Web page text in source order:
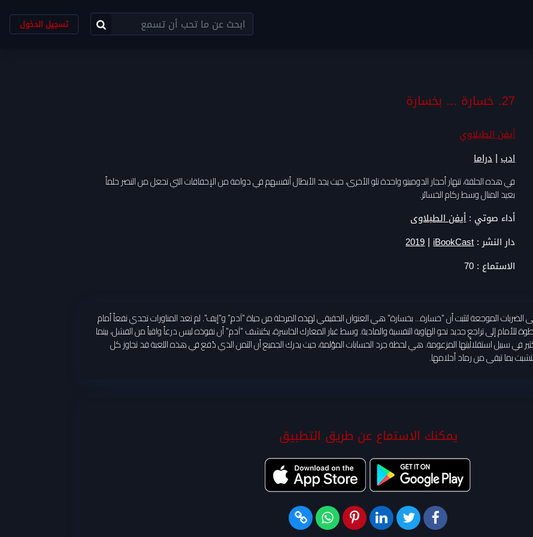
تسجيل الدخول
27. خسارة ... بخسارة
أيفن الطبلاوي
ادب|دراما
في هذه الحلقة، تنهار أحجار الدومينو واحدة تلو الأخرى، حيث يجد الأبطال أنفسهم في دوامة من الإخفاقات التي تجعل من النصر حلماً
بعيد المنال وسط ركام الخسائر.
أداء صوتي :أيفن الطبلاوى
دار النشر :iBookCast
|
2019
الاستماع : 70
الضربات الموجعة لتثبت أن "خسارة... بخسارة" هي العنوان الحقيقي لهذه المرحلة من حياة "آدم" و"إيف". لم تعد المناورات تجدي نفعاً أمام
إلى تراجعٍ جديد نحو الهاوية النفسية والمادية. وسط غبار المعارك الخاسرة، يكتشف "آدم" أن نفوذه ليس درعاً واقياً من الفشل، بينما
في سبيل استقلاليتها المزعومة. هي لحظة جرد الحسابات المؤلمة، حيث يدرك الجميع أن الثمن الذي دُفع في هذه اللعبة قد تجاوز كل
بما تبقى من رماد أحلامها.
يمكنك الاستماع عن طريق التطبيق